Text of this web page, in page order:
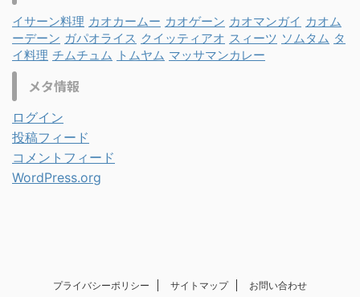
イサーン料理 カオカームー カオゲーン カオマンガイ カオム
ーデーン ガパオライス クイッティアオ スィーツ ソムタム タ
イ料理 チムチュム トムヤム マッサマンカレー
メタ情報
ログイン
投稿フィード
コメントフィード
WordPress.org
プライバシーポリシー サイトマップ お問い合わせ